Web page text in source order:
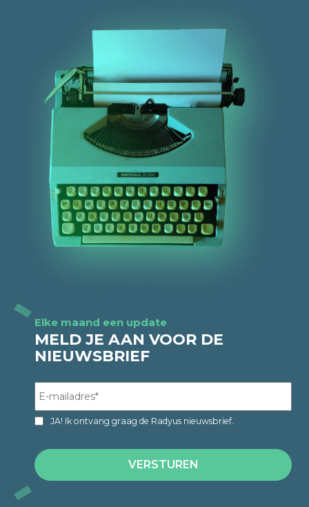
Elke maand een update
MELD JE AAN VOOR DE
NIEUWSBRIEF
JA! Ik ontvang graag de Radyus nieuwsbrief.